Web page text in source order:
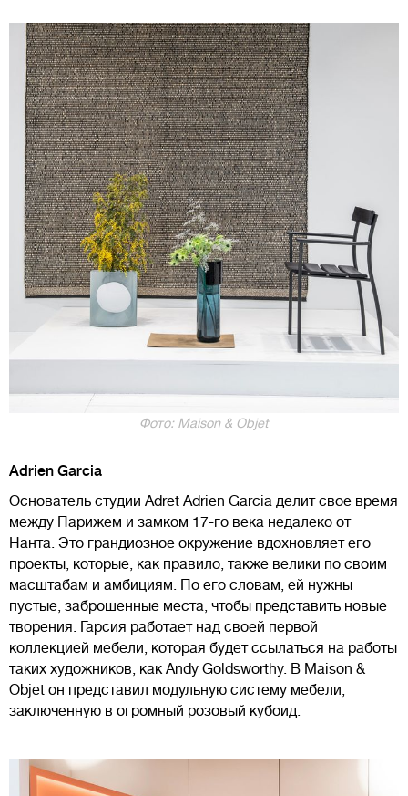
Фото: Maison & Objet
Adrien Garcia
Основатель студии Adret Adrien Garcia делит свое время
между Парижем и замком 17-го века недалеко от
Нанта. Это грандиозное окружение вдохновляет его
проекты, которые, как правило, также велики по своим
масштабам и амбициям. По его словам, ей нужны
пустые, заброшенные места, чтобы представить новые
творения. Гарсия работает над своей первой
коллекцией мебели, которая будет ссылаться на работы
таких художников, как Andy Goldsworthy. В Maison &
Objet он представил модульную систему мебели,
заключенную в огромный розовый кубоид.